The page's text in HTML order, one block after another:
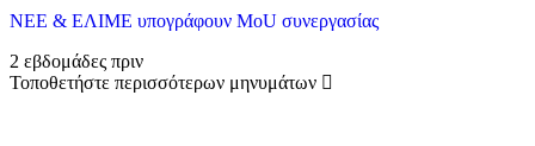
ΝΕΕ & ΕΛΙΜΕ υπογράφουν MoU συνεργασίας
2 εβδομάδες πριν
Τοποθετήστε περισσότερων μηνυμάτων